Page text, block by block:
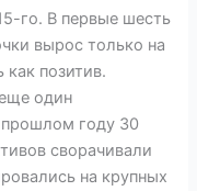
го. В первые шесть
вырос только на
позитив.
один
году 30
сворачивали
на крупных